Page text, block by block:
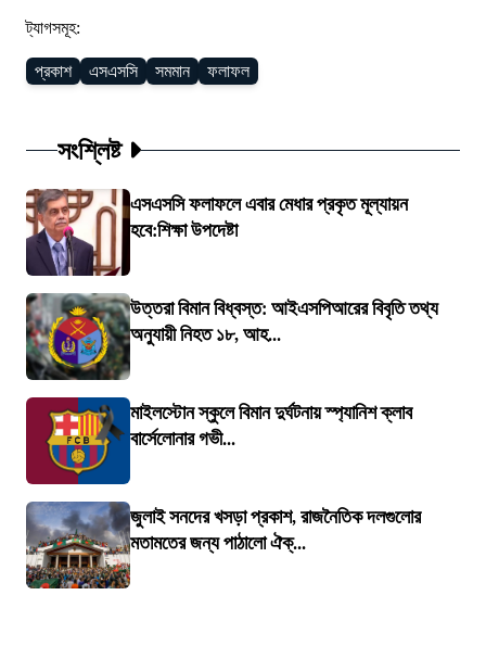
ট্যাগসমূহ:
প্রকাশ এসএসসি সমমান ফলাফল
সংশ্লিষ্ট
এসএসসি ফলাফলে এবার মেধার প্রকৃত মূল্যায়ন
হবে:শিক্ষা উপদেষ্টা
উত্তরা বিমান বিধ্বস্ত: আইএসপিআরের বিবৃতি তথ্য
অনুযায়ী নিহত ১৮, আহ...
মাইলস্টোন স্কুলে বিমান দুর্ঘটনায় স্প্যানিশ ক্লাব
বার্সেলোনার গভী...
জুলাই সনদের খসড়া প্রকাশ, রাজনৈতিক দলগুলোর
মতামতের জন্য পাঠালো ঐক্...